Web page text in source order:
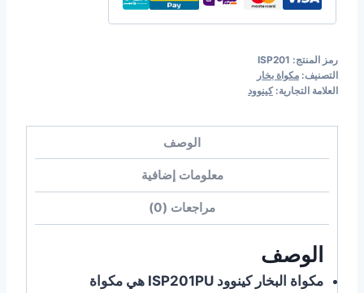
رمز المنتج: ISP201
التصنيف: مكواة بخار
العلامة التجارية:كينوود
الوصف
معلومات إضافية
مراجعات (0)
الوصف
مكواة البخار كينوود ISP201PU هي مكواة